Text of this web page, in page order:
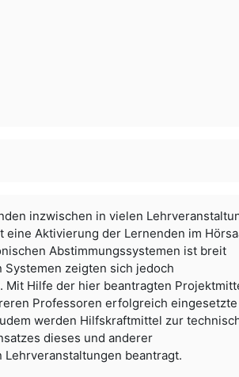
inzwischen in vielen
eine Aktivierung der Lernenden im
Abstimmungssystemen ist breit
zeigten sich jedoch
Hilfe der hier beantragten
Professoren erfolgreich eingesetzte
werden Hilfskraftmittel zur
dieses und anderer
beantragt.